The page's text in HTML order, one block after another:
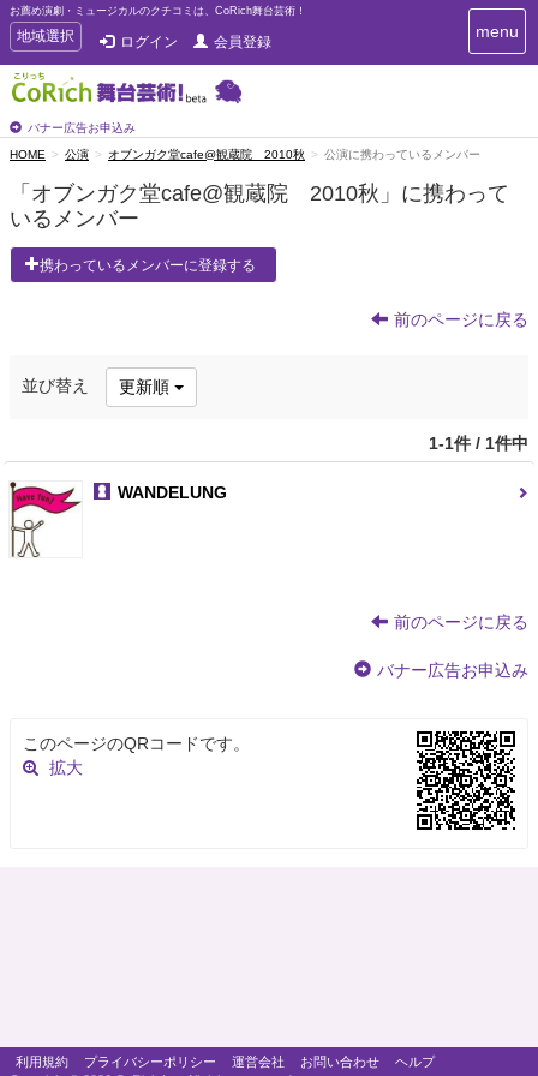
お薦め演劇・ミュージカルのクチコミは、CoRich舞台芸術！
T
o
g
g
e
n
v
i
t
地域選択 ログイン 会員登録
バナー広告お申込み
T
o
e
a
t
menu
HOME 公演 オブンガク堂cafe@観蔵院 2010秋 公演に携わっているメンバー
「オブンガク堂cafe@観蔵院 2010秋」に携わって
いるメンバー
携わっているメンバーに登録する
前のページに戻る
並び替え 更新順
1-1件 / 1件中
WANDELUNG
前のページに戻る
バナー広告お申込み
このページのQRコードです。
拡大
利用規約 プライバシーポリシー 運営会社 お問い合わせ
ヘルプ